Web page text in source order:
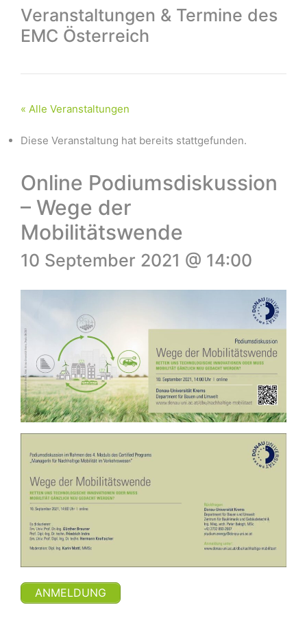
Veranstaltungen & Termine des
EMC Österreich
« Alle Veranstaltungen
Diese Veranstaltung hat bereits stattgefunden.
Online Podiumsdiskussion
– Wege der
Mobilitätswende
10 September 2021 @ 14:00
ANMELDUNG